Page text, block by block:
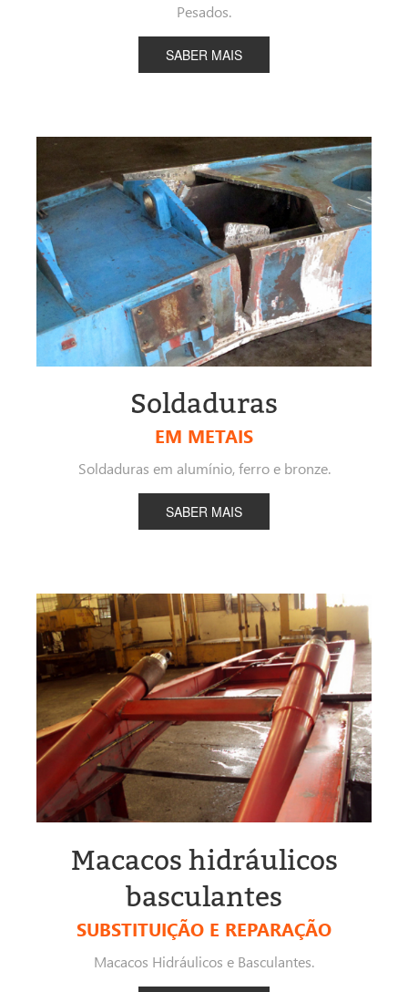
Pesados.
SABER MAIS
Soldaduras
EM METAIS
Soldaduras em alumínio, ferro e bronze.
SABER MAIS
Macacos hidráulicos
basculantes
SUBSTITUIÇÃO E REPARAÇÃO
Macacos Hidráulicos e Basculantes.